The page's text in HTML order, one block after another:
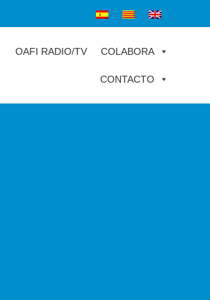
OAFI RADIO/TV COLABORA
CONTACTO